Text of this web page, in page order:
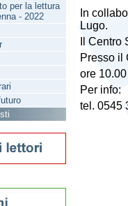
In
Lugo.
Il
Presso il
ore 10.00
Per info:
tel. 0545
per la lettura
- 2022